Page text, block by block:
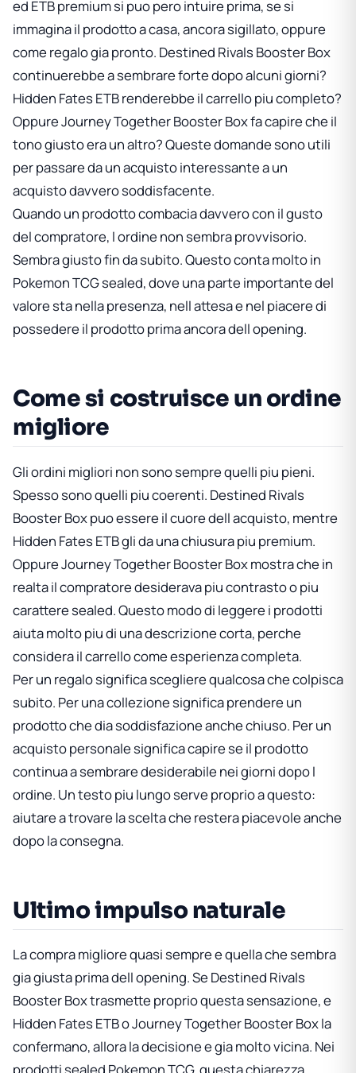
ed ETB premium si puo pero intuire prima, se si
immagina il prodotto a casa, ancora sigillato, oppure
come regalo gia pronto. Destined Rivals Booster Box
continuerebbe a sembrare forte dopo alcuni giorni?
Hidden Fates ETBrenderebbe il carrello piu completo?
OppureJourney Together Booster Boxfa capire che il
tono giusto era un altro? Queste domande sono utili
per passare da un acquisto interessante a un
acquisto davvero soddisfacente.
Quando un prodotto combacia davvero con il gusto
del compratore, l ordine non sembra provvisorio.
Sembra giusto fin da subito. Questo conta molto in
Pokemon TCG sealed, dove una parte importante del
valore sta nella presenza, nell attesa e nel piacere di
possedere il prodotto prima ancora dell opening.
Come si costruisce un ordine
migliore
Gli ordini migliori non sono sempre quelli piu pieni.
Spesso sono quelli piu coerenti. Destined Rivals
Booster Boxpuo essere il cuore dell acquisto, mentre
Hidden Fates ETBgli da una chiusura piu premium.
OppureJourney Together Booster Boxmostra che in
realta il compratore desiderava piu contrasto o piu
carattere sealed. Questo modo di leggere i prodotti
aiuta molto piu di una descrizione corta, perche
considera il carrello come esperienza completa.
Per un regalo significa scegliere qualcosa che colpisca
subito. Per una collezione significa prendere un
prodotto che dia soddisfazione anche chiuso. Per un
acquisto personale significa capire se il prodotto
continua a sembrare desiderabile nei giorni dopo l
ordine. Un testo piu lungo serve proprio a questo:
aiutare a trovare la scelta che restera piacevole anche
dopo la consegna.
Ultimo impulso naturale
La compra migliore quasi sempre e quella che sembra
gia giusta prima dell opening. Se Destined Rivals
Booster Boxtrasmette proprio questa sensazione, e
Hidden Fates ETBoJourney Together Booster Boxla
confermano, allora la decisione e gia molto vicina. Nei